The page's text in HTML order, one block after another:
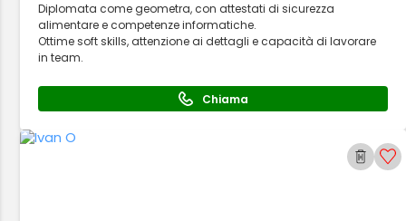
Diplomata come geometra, con attestati di sicurezza
alimentare e competenze informatiche.
Ottime soft skills, attenzione ai dettagli e capacità di lavorare
in team.
Chiama